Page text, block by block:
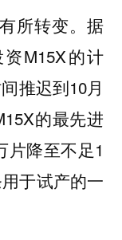
所转变。据
M15X的计
推迟到10月
的最先进
片降至不足1
于试产的一